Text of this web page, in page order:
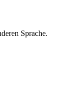
Sprache.